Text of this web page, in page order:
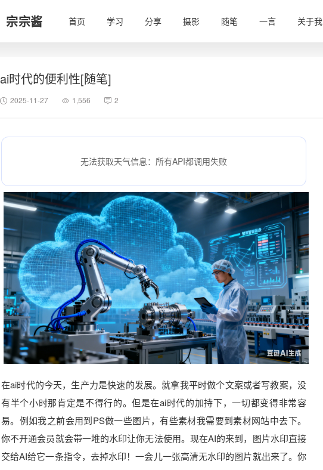
宗宗酱 首页 学习 分享 摄影 随笔 一言 关于我
ai时代的便利性[随笔]
2025-11-27 1,556 2
无法获取天气信息：所有API都调用失败
在ai时代的今天，生产力是快速的发展。就拿我平时做个文案或者写教案，没
有半个小时那肯定是不得行的。但是在ai时代的加持下，一切都变得非常容
易。例如我之前会用到PS做一些图片，有些素材我需要到素材网站中去下。
你不开通会员就会带一堆的水印让你无法使用。现在AI的来到，图片水印直接
交给AI给它一条指令，去掉水印！一会儿一张高清无水印的图片就出来了。你